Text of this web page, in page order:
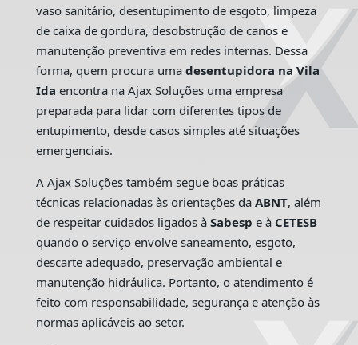
vaso sanitário, desentupimento de esgoto, limpeza
de caixa de gordura, desobstrução de canos e
manutenção preventiva em redes internas. Dessa
forma, quem procura uma desentupidora na Vila
Ida encontra na Ajax Soluções uma empresa
preparada para lidar com diferentes tipos de
entupimento, desde casos simples até situações
emergenciais.
A Ajax Soluções também segue boas práticas
técnicas relacionadas às orientações da ABNT, além
de respeitar cuidados ligados à Sabesp e à CETESB
quando o serviço envolve saneamento, esgoto,
descarte adequado, preservação ambiental e
manutenção hidráulica. Portanto, o atendimento é
feito com responsabilidade, segurança e atenção às
normas aplicáveis ao setor.